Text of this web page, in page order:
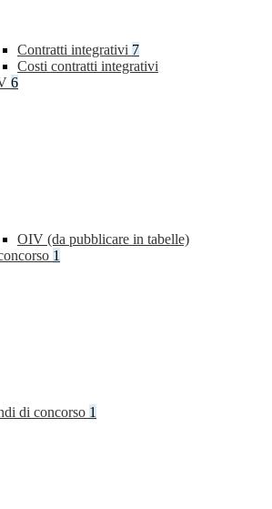
Contratti integrativi 7
Costi contratti integrativi
6
OIV (da pubblicare in tabelle)
1
di concorso 1